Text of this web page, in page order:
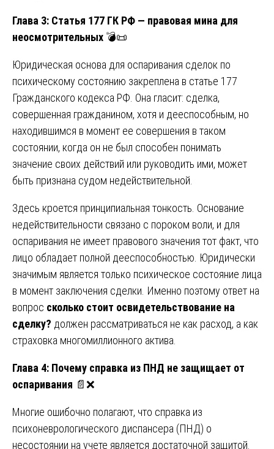
Глава 3: Статья 177 ГК РФ — правовая мина для
неосмотрительных 💣📜
Юридическая основа для оспаривания сделок по
психическому состоянию закреплена в статье 177
Гражданского кодекса РФ. Она гласит: сделка,
совершенная гражданином, хотя и дееспособным, но
находившимся в момент ее совершения в таком
состоянии, когда он не был способен понимать
значение своих действий или руководить ими, может
быть признана судом недействительной.
Здесь кроется принципиальная тонкость. Основание
недействительности связано с пороком воли, и для
оспаривания не имеет правового значения тот факт, что
лицо обладает полной дееспособностью. Юридически
значимым является только психическое состояние лица
в момент заключения сделки. Именно поэтому ответ на
вопрос сколько стоит освидетельствование на
сделку? должен рассматриваться не как расход, а как
страховка многомиллионного актива.
Глава 4: Почему справка из ПНД не защищает от
оспаривания 📄❌
Многие ошибочно полагают, что справка из
психоневрологического диспансера (ПНД) о
несостоянии на учете является достаточной защитой.